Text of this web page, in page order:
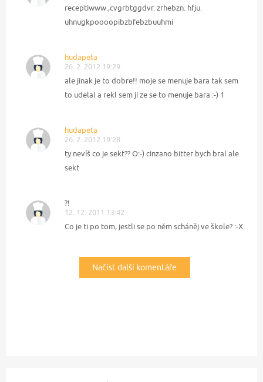
receptiwww.,cvgrbtggdvr. zrhebzn. hfju.
uhnugkpoooopibzbfebzbuuhmi
hudapeta
26. 2. 2012 19:29
ale jinak je to dobre!! moje se menuje bara tak sem
to udelal a rekl sem ji ze se to menuje bara :-) 1
hudapeta
26. 2. 2012 19:28
ty nevíš co je sekt?? O:-) cinzano bitter bych bral ale
sekt
?!
12. 12. 2011 13:42
Co je ti po tom, jestli se po něm scháněj ve škole? :-X
Načíst další komentáře